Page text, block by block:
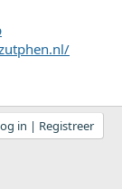
in | Registreer